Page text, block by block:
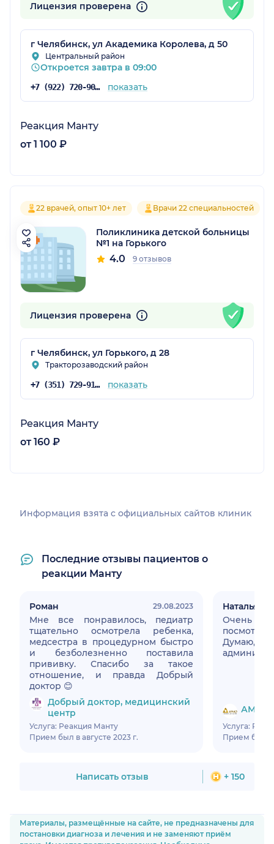
Лицензия проверена
г Челябинск, ул Академика Королева, д 50
Центральный район
Откроется завтра в 09:00
+7 (922) 720-90-85 показать
Реакция Манту
от 1 100 ₽
22 врачей, опыт 10+ лет Врачи 22 специальностей
Поликлиника детской больницы
№1 на Горького
4.0 9 отзывов
Лицензия проверена
г Челябинск, ул Горького, д 28
Тракторозаводский район
+7 (351) 729-91-51 показать
Реакция Манту
от 160 ₽
Информация взята c официальных сайтов клиник
Последние отзывы пациентов о
реакции Манту
Роман 29.08.2023
Мне все понравилось, педиатр
тщательно осмотрела ребенка,
медсестра в процедурном быстро
и безболезненно поставила
прививку. Спасибо за такое
отношение, и правда Добрый
доктор 😊
Добрый доктор, медицинский
центр
Услуга: Реакция Манту
Прием был в августе 2023 г.
Наталья
Очень
АМАЭ,
Услуга:
Прием был в
Написать отзыв + 150
Материалы, размещённые на сайте, не предназначены для
постановки диагноза и лечения и не заменяют приём